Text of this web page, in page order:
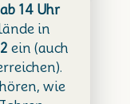
14 Uhr
in
ein (auch
wie